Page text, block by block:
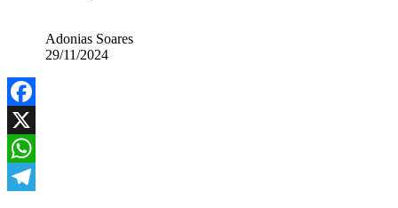
Adonias Soares
29/11/2024
Facebook
X
WhatsApp